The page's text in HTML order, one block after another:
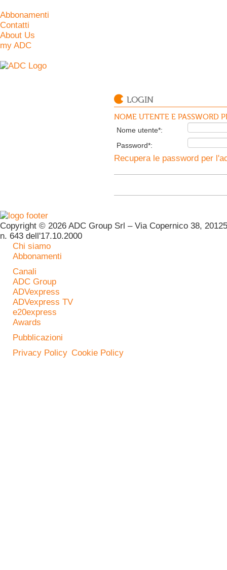
Abbonamenti
Contatti
About Us
my ADC
LOGIN
NOME UTENTE E PASSWORD
Nome utente*:
Password*:
Recupera le password per
Copyright © 2026 ADC Group Srl – Via Copernico 38,
n. 643 dell'17.10.2000
Chi siamo
Abbonamenti
Canali
ADC Group
ADVexpress
ADVexpress TV
e20express
Awards
Pubblicazioni
Privacy Policy Cookie Policy